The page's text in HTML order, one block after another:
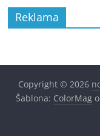
Reklama
Copyright © 2026
Šablona: ColorMag